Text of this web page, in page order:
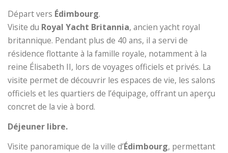
Départ vers Édimbourg.
Visite du Royal Yacht Britannia, ancien yacht royal
britannique. Pendant plus de 40 ans, il a servi de
résidence flottante à la famille royale, notamment à la
reine Élisabeth II, lors de voyages officiels et privés. La
visite permet de découvrir les espaces de vie, les salons
officiels et les quartiers de l’équipage, offrant un aperçu
concret de la vie à bord.
Déjeuner libre.
Visite panoramique de la ville d’Édimbourg, permettant